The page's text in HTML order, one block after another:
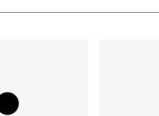
είναι «το πρόβλημα»
Συγχαρητήρια, Πέθανες!